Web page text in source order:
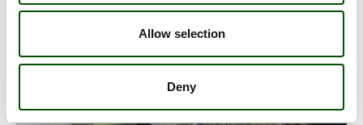
Allow selection
Deny